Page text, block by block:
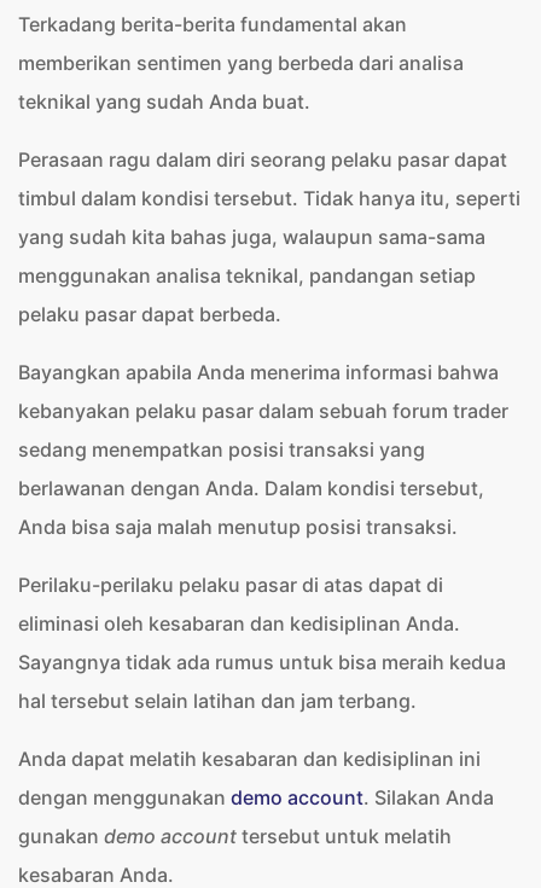
Terkadang berita-berita fundamental akan
memberikan sentimen yang berbeda dari analisa
teknikal yang sudah Anda buat.
Perasaan ragu dalam diri seorang pelaku pasar dapat
timbul dalam kondisi tersebut. Tidak hanya itu, seperti
yang sudah kita bahas juga, walaupun sama-sama
menggunakan analisa teknikal, pandangan setiap
pelaku pasar dapat berbeda.
Bayangkan apabila Anda menerima informasi bahwa
kebanyakan pelaku pasar dalam sebuah forum trader
sedang menempatkan posisi transaksi yang
berlawanan dengan Anda. Dalam kondisi tersebut,
Anda bisa saja malah menutup posisi transaksi.
Perilaku-perilaku pelaku pasar di atas dapat di
eliminasi oleh kesabaran dan kedisiplinan Anda.
Sayangnya tidak ada rumus untuk bisa meraih kedua
hal tersebut selain latihan dan jam terbang.
Anda dapat melatih kesabaran dan kedisiplinan ini
dengan menggunakan demo account. Silakan Anda
gunakan demo account tersebut untuk melatih
kesabaran Anda.